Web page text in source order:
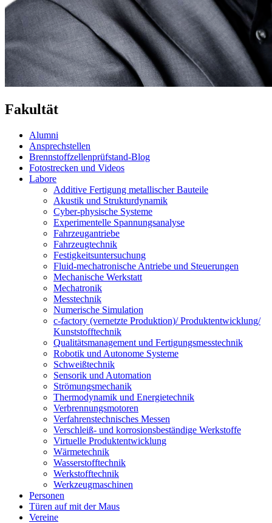
Fakultät
Alumni
Ansprechstellen
Brennstoffzellenprüfstand-Blog
Fotostrecken und Videos
Labore
Additive Fertigung metallischer Bauteile
Akustik und Strukturdynamik
Cyber-physische Systeme
Experimentelle Spannungsanalyse
Fahrzeugantriebe
Fahrzeugtechnik
Festigkeitsuntersuchung
Fluid-mechatronische Antriebe und Steuerungen
Mechanische Werkstatt
Mechatronik
Messtechnik
Numerische Simulation
c-factory (vernetzte Produktion)/ Produktentwicklung/
Kunststofftechnik
Qualitätsmanagement und Fertigungsmesstechnik
Robotik und Autonome Systeme
Schweißtechnik
Sensorik und Automation
Strömungsmechanik
Thermodynamik und Energietechnik
Verbrennungsmotoren
Verfahrenstechnisches Messen
Verschleiß- und korrosionsbeständige Werkstoffe
Virtuelle Produktentwicklung
Wärmetechnik
Wasserstofftechnik
Werkstofftechnik
Werkzeugmaschinen
Personen
Türen auf mit der Maus
Vereine